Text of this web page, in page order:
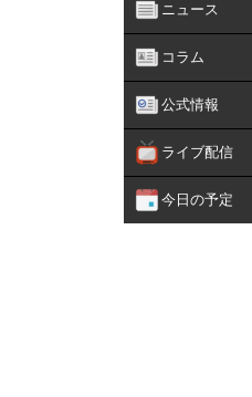
ニュース
コラム
公式情報
ライブ配信
今日の予定